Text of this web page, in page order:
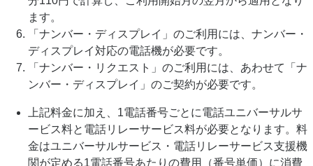
ます。
「ナンバー・ディスプレイ」のご利用には、ナンバー・
ディスプレイ対応の電話機が必要です。
「ナンバー・リクエスト」のご利用には、あわせて「ナ
ンバー・ディスプレイ」のご契約が必要です。
上記料金に加え、1電話番号ごとに電話ユニバーサルサ
ービス料と電話リレーサービス料が必要となります。料
金はユニバーサルサービス・電話リレーサービス支援機
関が定める1電話番号あたりの費用（番号単価）に消費